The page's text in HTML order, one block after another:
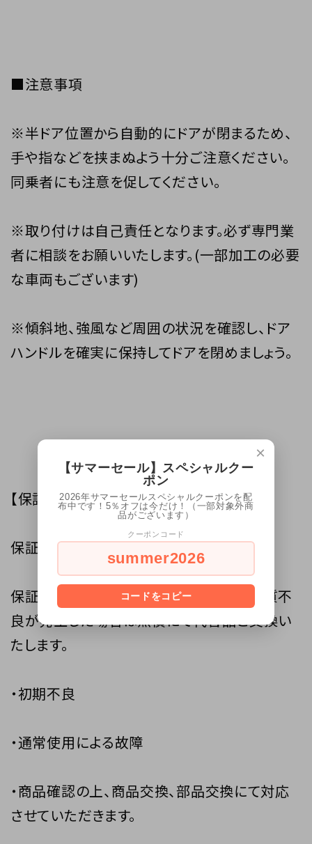
■注意事項
※半ドア位置から自動的にドアが閉まるため、
手や指などを挟まぬよう十分ご注意ください。
同乗者にも注意を促してください。
※取り付けは自己責任となります。必ず専門業
者に相談をお願いいたします。(一部加工の必要
な車両もございます)
※傾斜地、強風など周囲の状況を確認し、ドア
ハンドルを確実に保持してドアを閉めましょう。
【保証について】
保証期間は、ご購入日より6ヵ月となります。
保証期間内に当社の商品の原因による品質不
良が発生した場合は無償にて代替品と交換い
たします。
・初期不良
・通常使用による故障
・商品確認の上、商品交換、部品交換にて対応
させていただきます。
×
【サマーセール】スペシャルクー
ポン
2026年サマーセールスペシャルクーポンを配
布中です！5％オフは今だけ！（一部対象外商
品がございます）
クーポンコード
summer2026
コードをコピー